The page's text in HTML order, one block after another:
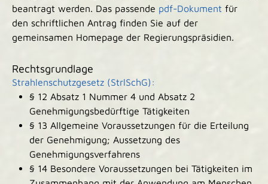
beantragt werden. Das passende pdf-Dokument für
den schriftlichen Antrag finden Sie auf der
gemeinsamen Homepage der Regierungspräsidien.
Rechtsgrundlage
Strahlenschutzgesetz (StrlSchG):
§ 12 Absatz 1 Nummer 4 und Absatz 2
Genehmigungsbedürftige Tätigkeiten
§ 13 Allgemeine Voraussetzungen für die Erteilung
der Genehmigung; Aussetzung des
Genehmigungsverfahrens
§ 14 Besondere Voraussetzungen bei Tätigkeiten im